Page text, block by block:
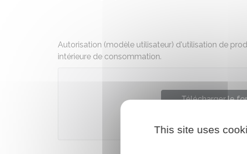
Autorisation (modèle utilisateur) d'utilisation de
intérieure de consommation.
Télécharger le
Ministère
This site uses